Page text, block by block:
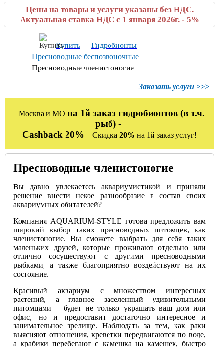
Цены на товары и услуги указаны без НДС.
Актуальная ставка НДС с 1 января 2026г. - 5%
Купить
Гидробионты
Пресноводные беспозвоночные
Пресноводные членистоногие
Заказать услуги >>>
Москва и МО на 1й заказ гидробионтов (в т.ч.
рыб) -
Cashback 20% + Скидка 20% на 1й заказ услуг!
Пресноводные членистоногие
Вы давно увлекаетесь аквариумистикой и приняли
решение внести некое разнообразие в состав своих
аквариумных обитателей?
Компания AQUARIUM-STYLE готова предложить вам
широкий выбор таких пресноводных питомцев, как
членистоногие. Вы сможете выбрать для себя таких
маленьких друзей, которые проживают отдельно или
отлично сосуществуют с другими пресноводными
рыбками, а также благоприятно воздействуют на их
состояние.
Красивый аквариум с множеством интересных
растений, а главное заселенный удивительными
питомцами – будет не только украшать ваш дом или
офис, но и предоставит достаточно интересное и
занимательное зрелище. Наблюдать за тем, как раки
выясняют отношения, креветки передвигаются по воде,
а крабики перебегают с камешка на камешек, быстро